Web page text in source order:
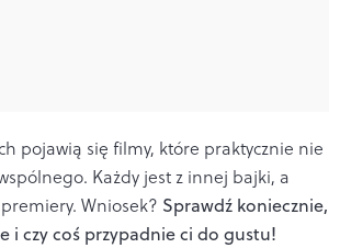
pojawią się filmy, które praktycznie nie
Każdy jest z innej bajki, a
Wniosek? Sprawdź koniecznie,
i czy coś przypadnie ci do gustu!